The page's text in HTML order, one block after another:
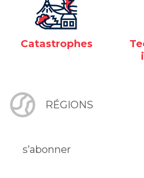
Catastrophes
RÉGIONS
s’abonner